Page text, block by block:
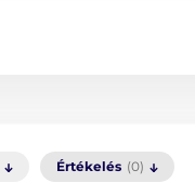
Értékelés (0)